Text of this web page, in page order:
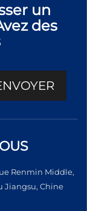
un
des
Renmin Middle,
Jiangsu, Chine